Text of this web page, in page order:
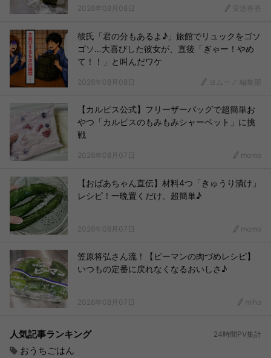
2026年08月08日 安達春香
彼氏「君の分もあるよ♪」旅館でリュックをゴソ
ゴソ…大喜びした彼女が、直後「ぎゃー！やめ
て！！」と叫んだワケ
2026年08月08日 ヨムーノ 編集部
【カルピス公式】フリーザーバッグで超簡単お
やつ「カルピスのもみもみシャーベット」に挑
戦
2026年08月07日 momo
【おばあちゃん直伝】材料4つ「きゅうり漬け」
レシピ！一晩置くだけ、超簡単♪
2026年08月07日 momo
笠原将弘さん流！【ピーマンの肉づめレシピ】
いつもの定番に戻れなくなるおいしさ♪
2026年08月07日 miho
人気記事ランキング 24時間PV集計
おうちごはん